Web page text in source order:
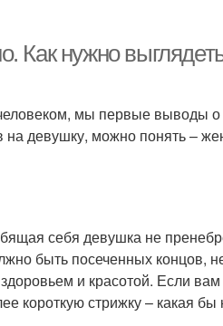
Как нужно
человеком, мы первые
девушку, можно понять –
себя девушка не
быть посеченных концов,
и красотой. Если
короткую стрижку – какая